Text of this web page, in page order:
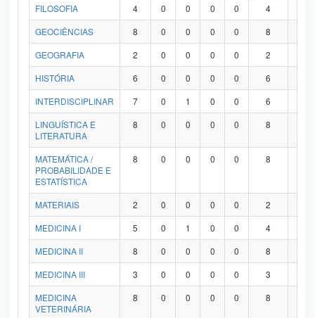
FILOSOFIA
4 0 0 0 0 4
GEOCIÊNCIAS
8 0 0 0 0 8
GEOGRAFIA
2 0 0 0 0 2
HISTÓRIA
6 0 0 0 0 6
INTERDISCIPLINAR
7 0 1 0 0 6
LINGUÍSTICA E
LITERATURA
8 0 0 0 0 8
MATEMÁTICA /
PROBABILIDADE E
ESTATÍSTICA
8 0 0 0 0 8
MATERIAIS 2 0 0 0 0 2
MEDICINA I
5 0 1 0 0 4
MEDICINA II
8 0 0 0 0 8
MEDICINA III
3 0 0 0 0 3
MEDICINA
VETERINÁRIA
8 0 0 0 0 8